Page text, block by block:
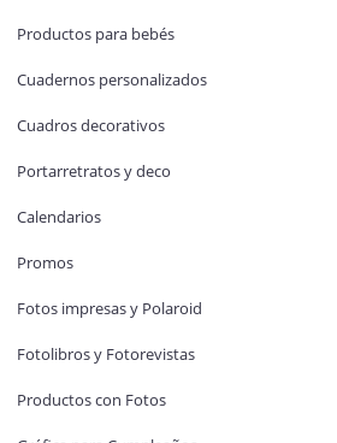
Productos para bebés
Cuadernos personalizados
Cuadros decorativos
Portarretratos y deco
Calendarios
Promos
Fotos impresas y Polaroid
Fotolibros y Fotorevistas
Productos con Fotos